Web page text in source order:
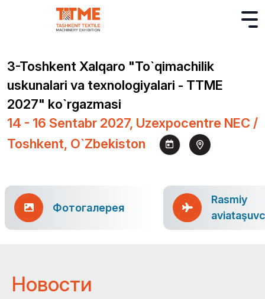
3-Toshkent Xalqaro "To`qimachilik
uskunalari va texnologiyalari - TTME
2027" ko`rgazmasi
14 - 16 Sentabr 2027, Uzexpocentre NEC /
Toshkent, O`zbekiston
Фотогалерея
Rasmiy
Новости